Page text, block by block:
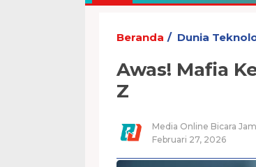
Beranda Dunia
Awas! Mafia
Z
Media Online Bicara
Februari 27, 2026